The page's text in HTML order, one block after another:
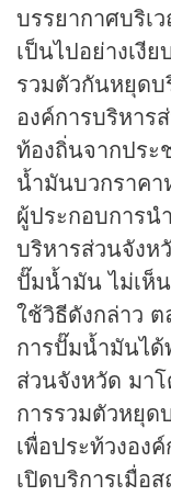
บรรยากาศบริ
เป็นไปอย่างเงี
รวมตัวกันหยุดบ
องค์การบริหาร
ท้องถิ่นจากประ
น้ำมันบวกราค
ผู้ประกอบการน
บริหารส่วนจังห
ปั๊มน้ำมัน ไม่เห็
ใช้วิธีดังกล่าว
การปั๊มน้ำมันได้
ส่วนจังหวัด มา
การรวมตัวหยุด
เพื่อประท้วงอง
เปิดบริการเมื่อ